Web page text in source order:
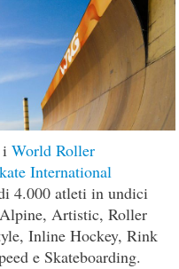
iWorld Roller
International
4.000 atleti in undici
Artistic, Roller
Inline Hockey, Rink
e Skateboarding.